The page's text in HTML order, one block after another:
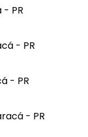
PR
- PR
- PR
- PR